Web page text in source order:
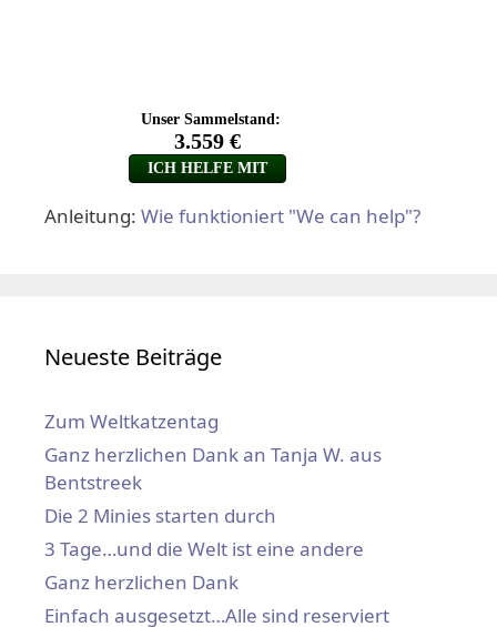
Anleitung: Wie funktioniert "We can help"?
Neueste Beiträge
Zum Weltkatzentag
Ganz herzlichen Dank an Tanja W. aus
Bentstreek
Die 2 Minies starten durch
3 Tage…und die Welt ist eine andere
Ganz herzlichen Dank
Einfach ausgesetzt…Alle sind reserviert